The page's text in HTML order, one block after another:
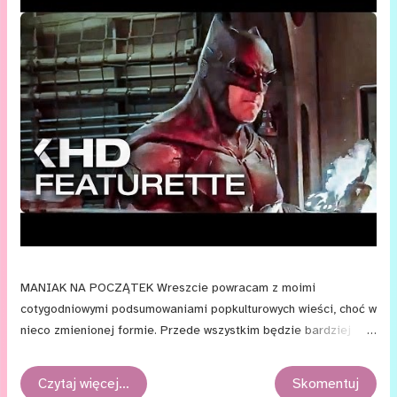
do lektury – mimo że premiera polskiego wydania tuż, tuż.
Swojej decyzji, by jak najs...
MANIAK NA POCZĄTEK Wreszcie powracam z moimi
cotygodniowymi podsumowaniami popkulturowych wieści, choć w
nieco zmienionej formie. Przede wszystkim będzie bardziej
umożliwi regularne prowadzenie rubryki. Do każdej wieści
przyporządkowałem też łącze, którego kliknięcie prowadzi do
Czytaj więcej… Skomentuj